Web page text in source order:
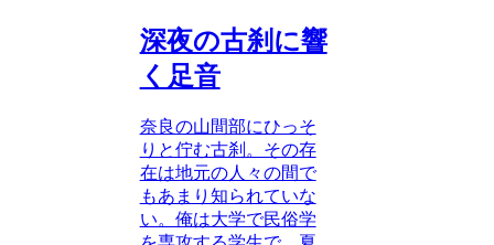
深夜の古刹に響
く足音
奈良の山間部にひっそ
りと佇む古刹。その存
在は地元の人々の間で
もあまり知られていな
い。俺は大学で民俗学